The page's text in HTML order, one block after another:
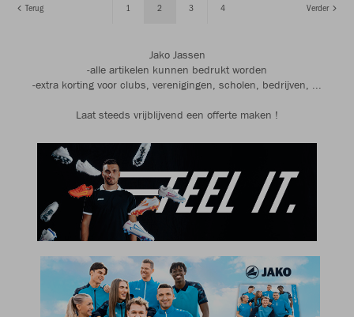
Terug 1 2 3 4 Verder
Jako Jassen
-alle artikelen kunnen bedrukt worden
-extra korting voor clubs, verenigingen, scholen, bedrijven, ...
Laat steeds vrijblijvend een offerte maken !